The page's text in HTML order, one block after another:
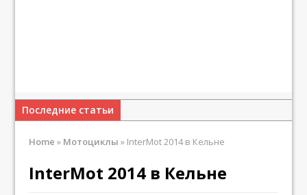
Последние статьи
Home » Мотоциклы » InterMot 2014 в Кельне
InterMot 2014 в Кельне